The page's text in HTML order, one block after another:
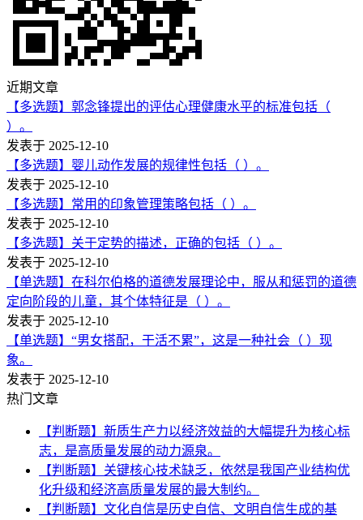
近期文章
【多选题】郭念锋提出的评估心理健康水平的标准包括（
）。
发表于 2025-12-10
【多选题】婴儿动作发展的规律性包括（ ）。
发表于 2025-12-10
【多选题】常用的印象管理策略包括（ ）。
发表于 2025-12-10
【多选题】关于定势的描述，正确的包括（ ）。
发表于 2025-12-10
【单选题】在科尔伯格的道德发展理论中，服从和惩罚的道德
定向阶段的儿童，其个体特征是（ ）。
发表于 2025-12-10
【单选题】“男女搭配，干活不累”，这是一种社会（ ）现
象。
发表于 2025-12-10
热门文章
【判断题】新质生产力以经济效益的大幅提升为核心标
志，是高质量发展的动力源泉。
【判断题】关键核心技术缺乏，依然是我国产业结构优
化升级和经济高质量发展的最大制约。
【判断题】文化自信是历史自信、文明自信生成的基